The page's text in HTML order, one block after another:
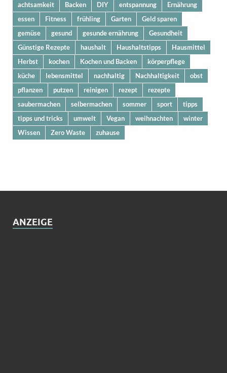
achtsamkeit Backen DIY entspannung
Ernährung
essen
Fitness frühling Garten
Geld sparen
gemüse
gesund gesunde ernährung
Gesundheit
Günstige Rezepte
haushalt Haushaltstipps
Hausmittel
Herbst
kochen Kochen und Backen
körperpflege
küche
lebensmittel nachhaltig Nachhaltigkeit
obst
pflanzen
putzen reinigen rezept
rezepte
saubermachen
selbermachen sommer sport
tipps
tipps und tricks
umwelt Vegan weihnachten
winter
Wissen
Zero Waste zuhause
ANZEIGE